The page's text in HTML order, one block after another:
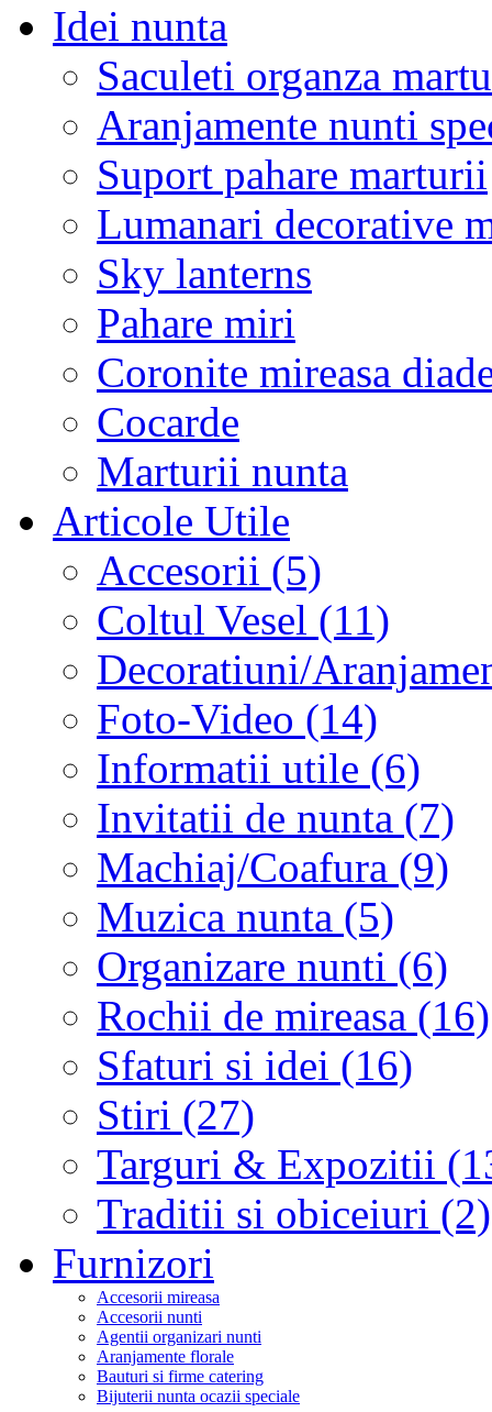
Idei nunta
Saculeti organza
Aranjamente nunti
Suport pahare marturii
Lumanari decorative
Sky lanterns
Pahare miri
Coronite mireasa
Cocarde
Marturii nunta
Articole Utile
Accesorii (5)
Coltul Vesel (11)
Decoratiuni/
Foto-Video (14)
Informatii utile (6)
Invitatii de nunta (7)
Machiaj/Coafura (9)
Muzica nunta (5)
Organizare nunti (6)
Rochii de mireasa (16)
Sfaturi si idei (16)
Stiri (27)
Targuri & Expozitii
Traditii si obiceiuri (2)
Furnizori
Accesorii mireasa
Accesorii nunti
Agentii organizari nunti
Aranjamente florale
Bauturi si firme catering
Bijuterii nunta ocazii speciale